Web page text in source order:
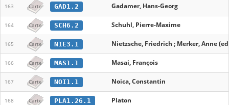
163 Carte GAD1.2 Gadamer, Hans-Georg
164 Carte SCH6.2 Schuhl, Pierre-Maxime
165 Carte NIE3.1 Nietzsche, Friedrich ; Merker, Anne
166 Carte MAS1.1 Masai, François
167 Carte NOI1.1 Noica, Constantin
168 Carte PLA1.26.1 Platon